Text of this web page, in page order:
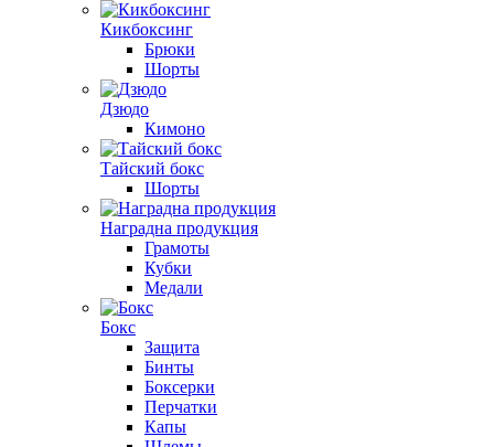
Кикбоксинг
Брюки
Шорты
Дзюдо
Кимоно
Тайский бокс
Шорты
Наградна продукция
Грамоты
Кубки
Медали
Бокс
Защита
Бинты
Боксерки
Перчатки
Капы